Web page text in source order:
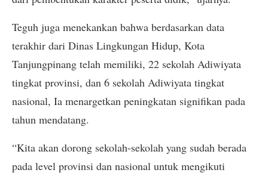
Teguh juga menekankan bahwa berdasarkan data
terakhir dari Dinas Lingkungan Hidup, Kota
Tanjungpinang telah memiliki, 22 sekolah Adiwiyata
tingkat provinsi, dan 6 sekolah Adiwiyata tingkat
nasional, Ia menargetkan peningkatan signifikan pada
tahun mendatang.
“Kita akan dorong sekolah-sekolah yang sudah berada
pada level provinsi dan nasional untuk mengikuti